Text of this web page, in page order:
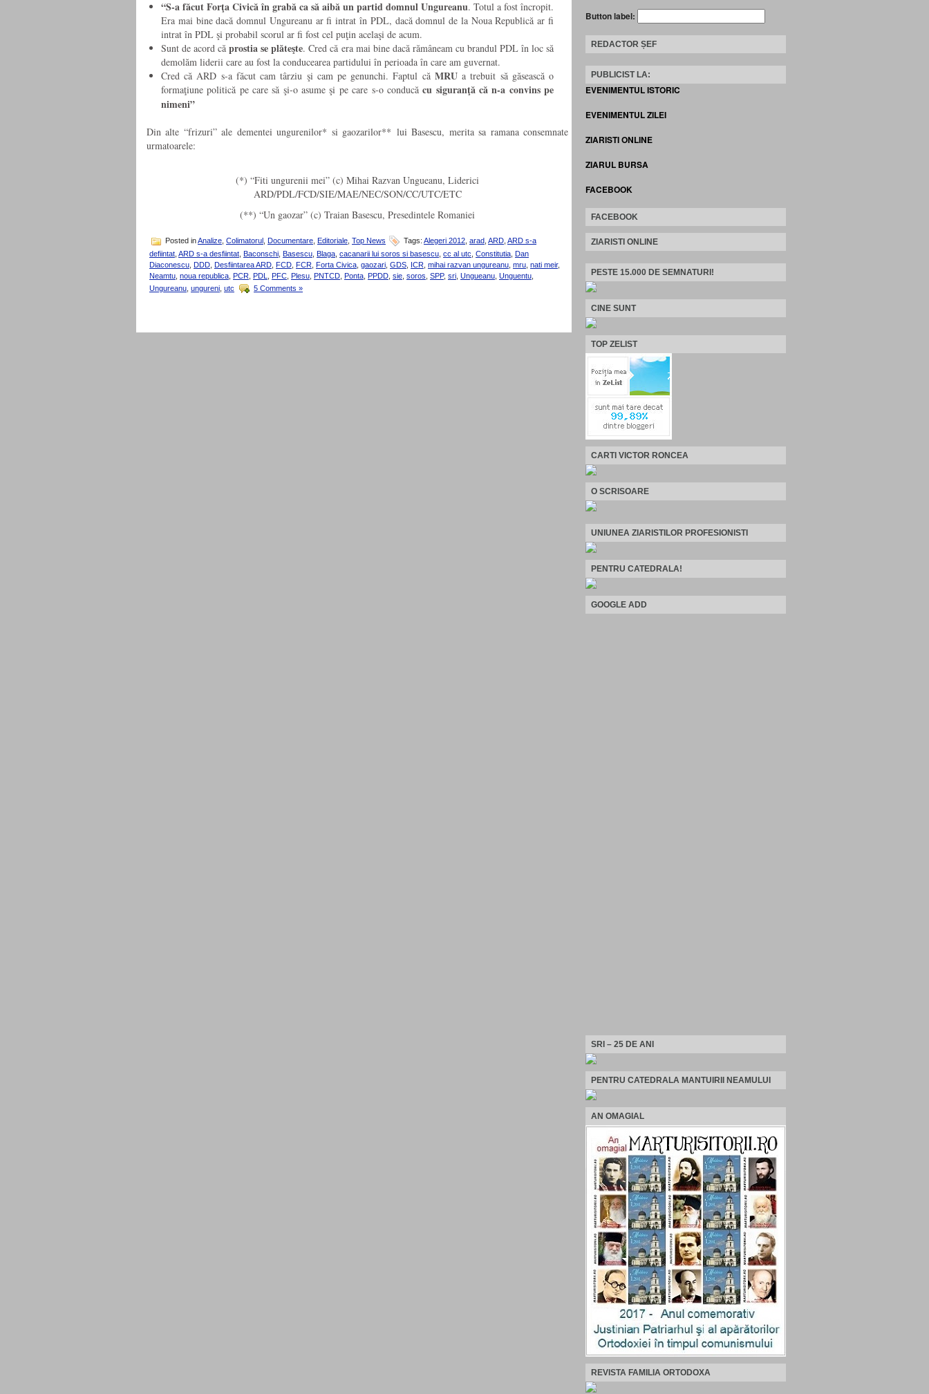
“S-a făcut Forţa Civică în grabă ca să aibă un partid domnul Ungureanu. Totul a fost încropit.
Era mai bine dacă domnul Ungureanu ar fi intrat în PDL, dacă domnul de la Noua Republică ar fi
intrat în PDL şi probabil scorul ar fi fost cel puţin acelaşi de acum.
Sunt de acord că prostia se plăteşte. Cred că era mai bine dacă rămâneam cu brandul PDL în loc să
demolăm liderii care au fost la conducearea partidului în perioada în care am guvernat.
Cred că ARD s-a făcut cam târziu şi cam pe genunchi. Faptul că MRUa trebuit să găsească o
formaţiune politică pe care să şi-o asume şi pe care s-o conducăcu siguranţă că n-a convins pe
nimeni”
Din alte “frizuri” ale dementei ungurenilor* si gaozarilor** lui Basescu, merita sa ramana consemnate
urmatoarele:
(*) “Fiti ungurenii mei” (c) Mihai Razvan Ungueanu, Liderici
ARD/PDL/FCD/SIE/MAE/NEC/SON/CC/UTC/ETC
(**) “Un gaozar” (c) Traian Basescu, Presedintele Romaniei
Posted inAnalize Colimatorul Documentare Editoriale Top News Tags: Alegeri 2012 arad ARD ARD s-a
defiintat ARD s-a desfiintat Baconschi Basescu Blaga cacanarii lui soros si basescu cc al utc Constitutia Dan
Diaconescu DDD Desfiintarea ARD FCD FCR Forta Civica gaozari GDS ICR mihai razvan ungureanu mru nati meir,
Neamtu noua republica PCR PDL PFC Plesu PNTCD Ponta PPDD sie soros SPP, sri Ungueanu Unguentu
Ungureanu ungureni utc 5 Comments »
Button label:
REDACTOR ȘEF
PUBLICIST LA:
EVENIMENTUL ISTORIC
EVENIMENTUL ZILEI
ZIARISTI ONLINE
ZIARUL BURSA
FACEBOOK
FACEBOOK
ZIARISTI ONLINE
PESTE 15.000 DE SEMNATURI!
CINE SUNT
TOP ZELIST
CARTI VICTOR RONCEA
O SCRISOARE
UNIUNEA ZIARISTILOR PROFESIONISTI
PENTRU CATEDRALA!
GOOGLE ADD
SRI – 25 DE ANI
PENTRU CATEDRALA MANTUIRII NEAMULUI
AN OMAGIAL
REVISTA FAMILIA ORTODOXA